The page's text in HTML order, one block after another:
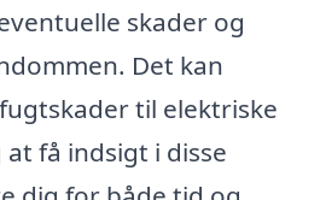
skader og
Det kan
til elektriske
få indsigt i disse